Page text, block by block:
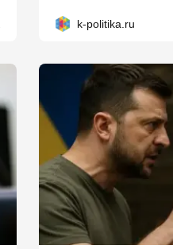
k-politika.ru